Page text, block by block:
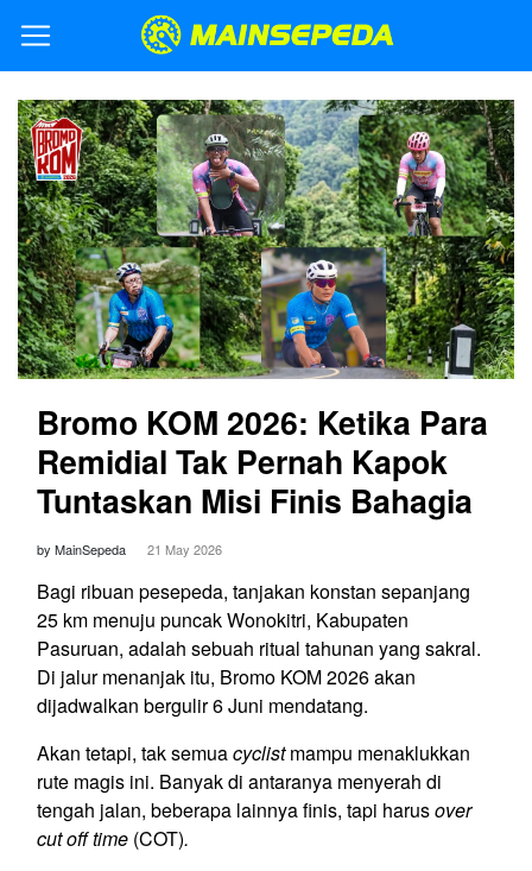
Bromo KOM 2026: Ketika Para
Remidial Tak Pernah Kapok
Tuntaskan Misi Finis Bahagia
by MainSepeda 21 May 2026
Bagi ribuan pesepeda, tanjakan konstan sepanjang
25 km menuju puncak Wonokitri, Kabupaten
Pasuruan, adalah sebuah ritual tahunan yang sakral.
Di jalur menanjak itu, Bromo KOM 2026 akan
dijadwalkan bergulir 6 Juni mendatang.
Akan tetapi, tak semuacyclistmampu menaklukkan
rute magis ini. Banyak di antaranya menyerah di
tengah jalan, beberapa lainnya finis, tapi harusover
cut off time (COT).